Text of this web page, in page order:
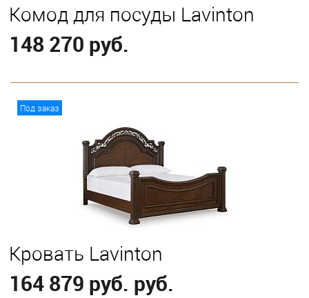
Комод для посуды Lavinton
148 270 руб.
Под заказ
Кровать Lavinton
164 879 руб. руб.